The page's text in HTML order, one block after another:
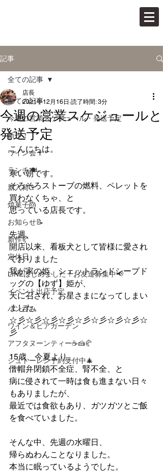
記事
全ての記事
今週の営業スケジュール・発送予定
新作！
ワイン会🍷
ランチ🍽
新入荷🍷
焼菓子🎂
お知らせ📝
新作🥐
定休日
LINEはじめました！お友達募集中📢
イベント出店予定
パン呑み
ワイン＆ビアガーデン
アフタヌーンティー☕🍰🥐
シュトーレン予約受付中🎄
全ての記事
今週の営業スケジュールと
発送予定
店長
2021年12月16日 読了時間: 3分
こんにちは。
寒い朝です。
そろそろストーブの燃料、ペレットを
買わなくちゃ、と
思っている店長です。
先週、
開店以来、看板犬として皆様に愛され
ておりました
我が家の姫、シェットランドシープド
ッグの【ゆず】姫が、
天に召され、お星さまになってしまい
ました。
☆彡☆彡☆彡☆彡☆彡☆彡☆彡☆彡☆
彡
15歳、今夏より、
僧帽弁閉鎖不全症、腎不全、と
病に侵されて一時は食も進まない日々
もありましたが、
最近では食欲もあり、ガツガツとご飯
を食べていました。
そんな中、先週の水曜日、
帰らぬわんことなりました。
本当に眠っているようでした。